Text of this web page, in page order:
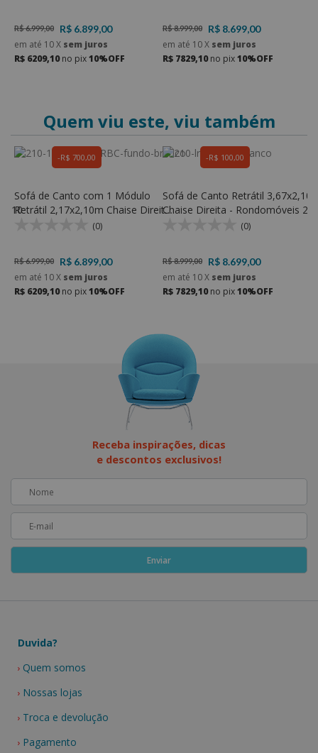
R$ 6.999,00
R$ 6.899,00
em até 10X sem juros
R$ 6209,10no pix10%OFF
R$ 8.999,00
R$ 8.699,00
em até 10X sem juros
R$ 7829,10no pix10%OFF
Quem viu este, viu também
R$ 700,00
310
R$ 100,00
Sofá de Canto com 1 Módulo
Retrátil 2,17x2,10m Chaise Direita
- Rondomóveis 210
(0)
R$ 6.999,00
R$ 6.899,00
em até 10X sem juros
R$ 6209,10no pix10%OFF
Sofá de Canto Retrátil
Chaise Direita - Rondomóveis
(0)
R$ 8.999,00
R$ 8.699,00
em até 10X sem juros
R$ 7829,10no pix10%OFF
Receba inspirações, dicas
e descontos exclusivos!
Duvida?
Quem somos
Nossas lojas
Troca e devolução
Pagamento